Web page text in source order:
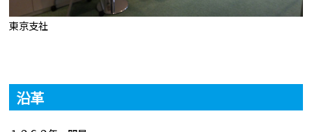
東京支社
沿革